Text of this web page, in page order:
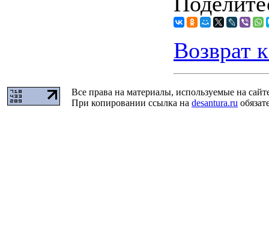
Возврат
Все права на материалы, используемые на
При копировании ссылка на desantura.ru